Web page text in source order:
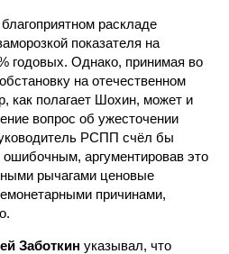
раскладе
показателя на
годовых. Однако, принимая во
на отечественном
как полагает Шохин, может и
вопрос об ужесточении
РСПП счёл бы
аргументировав это
рычагами ценовые
причинами,
Заботкин указывал, что